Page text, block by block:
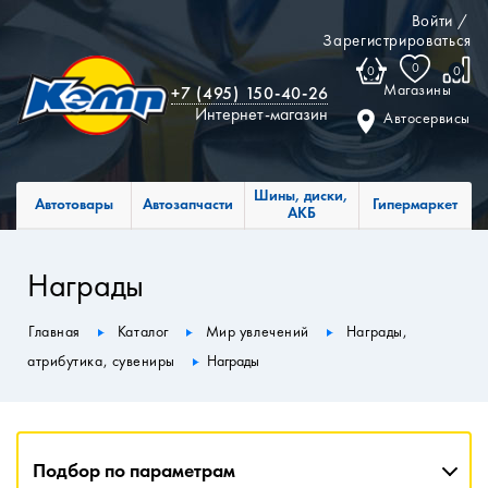
Войти /
Зарегистрироваться
0 0 0
Магазины
Автосервисы
+7 (495) 150-40-26
Интернет-магазин
Автотовары Автозапчасти
Шины, диски,
АКБ
Гипермаркет
Награды
Главная Каталог Мир увлечений
Награды,
атрибутика, сувениры
Награды
Подбор по параметрам